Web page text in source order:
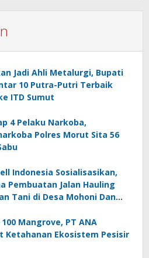
Jadi Ahli Metalurgi, Bupati
10 Putra-Putri Terbaik
ITD Sumut
4 Pelaku Narkoba,
Polres Morut Sita 56
Indonesia Sosialisasikan,
Pembuatan Jalan Hauling
Tani di Desa Mohoni Dan
Mangrove, PT ANA
Ketahanan Ekosistem Pesisir